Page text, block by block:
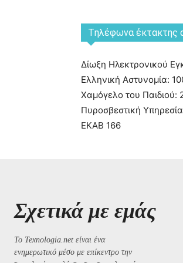
Tηλέφωνα έκτακτης
Δίωξη Ηλεκτρονικού
Ελληνική Αστυνομία:
Χαμόγελο του Παιδιού:
Πυροσβεστική
ΕΚΑΒ 166
Σχετικά με εμάς
Το Texnologia.net είναι ένα
ενημερωτικό μέσο με επίκεντρο την